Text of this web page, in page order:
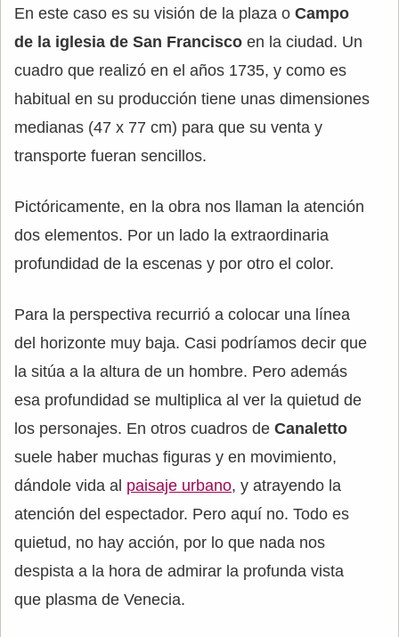
En este caso es su visión de la plaza o Campo
de la iglesia de San Francisco en la ciudad. Un
cuadro que realizó en el años 1735, y como es
habitual en su producción tiene unas dimensiones
medianas (47 x 77 cm) para que su venta y
transporte fueran sencillos.
Pictóricamente, en la obra nos llaman la atención
dos elementos. Por un lado la extraordinaria
profundidad de la escenas y por otro el color.
Para la perspectiva recurrió a colocar una línea
del horizonte muy baja. Casi podríamos decir que
la sitúa a la altura de un hombre. Pero además
esa profundidad se multiplica al ver la quietud de
los personajes. En otros cuadros de Canaletto
suele haber muchas figuras y en movimiento,
dándole vida al paisaje urbano, y atrayendo la
atención del espectador. Pero aquí no. Todo es
quietud, no hay acción, por lo que nada nos
despista a la hora de admirar la profunda vista
que plasma de Venecia.